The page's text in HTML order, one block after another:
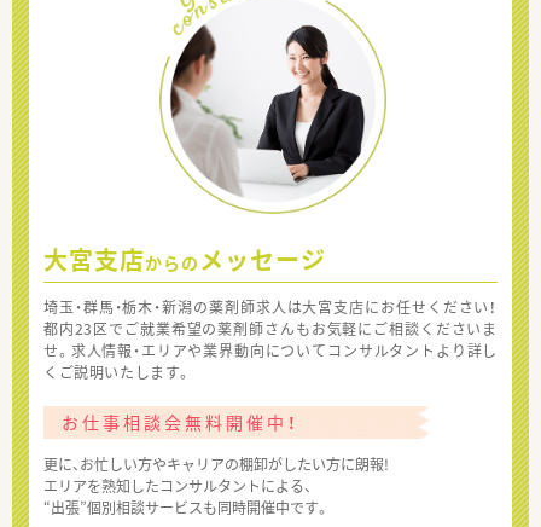
大宮支店からの メッセージ
埼玉・群馬・栃木・新潟の薬剤師求人は大宮支店にお任せください！
都内23区でご就業希望の薬剤師さんもお気軽にご相談くださいま
せ。求人情報・エリアや業界動向についてコンサルタントより詳し
くご説明いたします。
お仕事相談会無料開催中！
更に、お忙しい方やキャリアの棚卸がしたい方に朗報!
エリアを熟知したコンサルタントによる、
“出張”個別相談サービスも同時開催中です。